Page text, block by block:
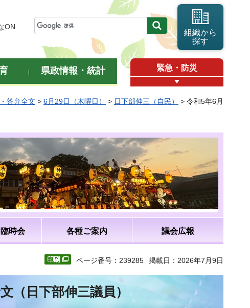
ON
組織から
探す
県政情報・統計 緊急・防災
答弁全文 > 6月29日（木曜日） > 日下部伸三（自民）
> 令和5年6月
時会 各種ご案内 議会広報
ページ番号：239285 掲載日：2026年7月9日
（日下部伸三議員）